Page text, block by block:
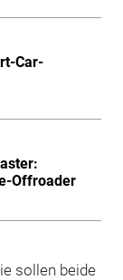
Car-
Offroader
sollen beide